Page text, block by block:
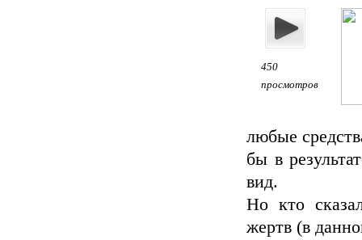
450
просмотров
любые
бы в
вид.
Но кто
жертв (в